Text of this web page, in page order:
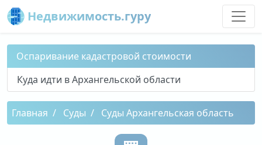
Недвижимость.гуру
Оспаривание кадастровой стоимости
Куда идти в Архангельской области
Главная Суды Суды Архангельская область